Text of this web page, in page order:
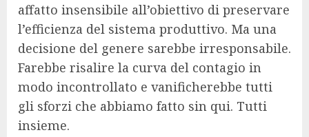
affatto insensibile all’obiettivo di preservare
l’efficienza del sistema produttivo. Ma una
decisione del genere sarebbe irresponsabile.
Farebbe risalire la curva del contagio in
modo incontrollato e vanificherebbe tutti
gli sforzi che abbiamo fatto sin qui. Tutti
insieme.